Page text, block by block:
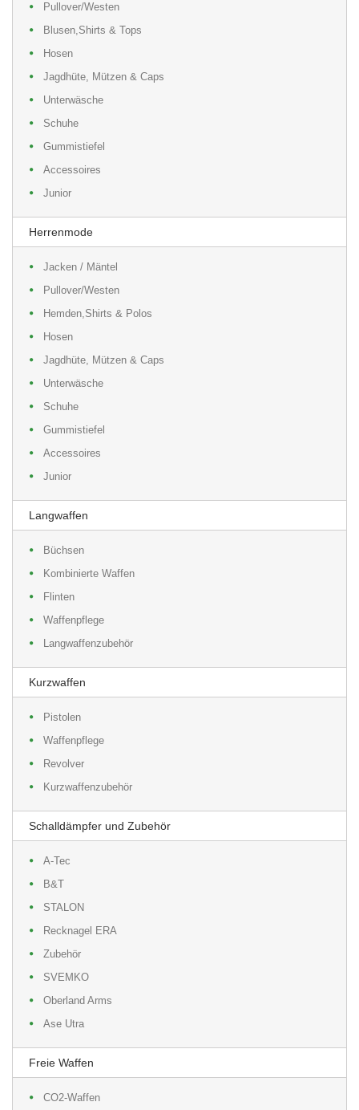
Pullover/Westen
Blusen,Shirts & Tops
Hosen
Jagdhüte, Mützen & Caps
Unterwäsche
Schuhe
Gummistiefel
Accessoires
Junior
Herrenmode
Jacken / Mäntel
Pullover/Westen
Hemden,Shirts & Polos
Hosen
Jagdhüte, Mützen & Caps
Unterwäsche
Schuhe
Gummistiefel
Accessoires
Junior
Langwaffen
Büchsen
Kombinierte Waffen
Flinten
Waffenpflege
Langwaffenzubehör
Kurzwaffen
Pistolen
Waffenpflege
Revolver
Kurzwaffenzubehör
Schalldämpfer und Zubehör
A-Tec
B&T
STALON
Recknagel ERA
Zubehör
SVEMKO
Oberland Arms
Ase Utra
Freie Waffen
CO2-Waffen